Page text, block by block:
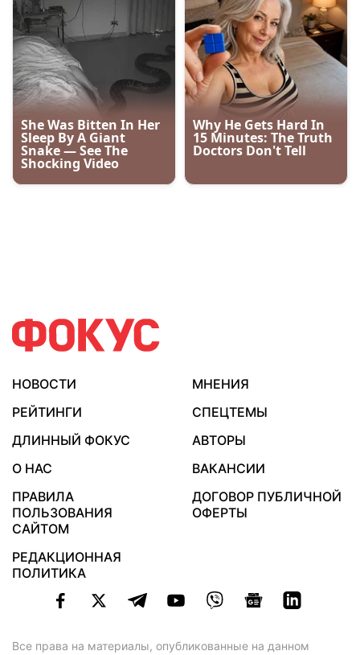
НОВОСТИ
МНЕНИЯ
РЕЙТИНГИ
СПЕЦТЕМЫ
ДЛИННЫЙ ФОКУС
АВТОРЫ
О НАС
ВАКАНСИИ
ПРАВИЛА
ПОЛЬЗОВАНИЯ
САЙТОМ
ДОГОВОР ПУБЛИЧНОЙ
ОФЕРТЫ
РЕДАКЦИОННАЯ
ПОЛИТИКА
Все права на материалы, опубликованные на данном